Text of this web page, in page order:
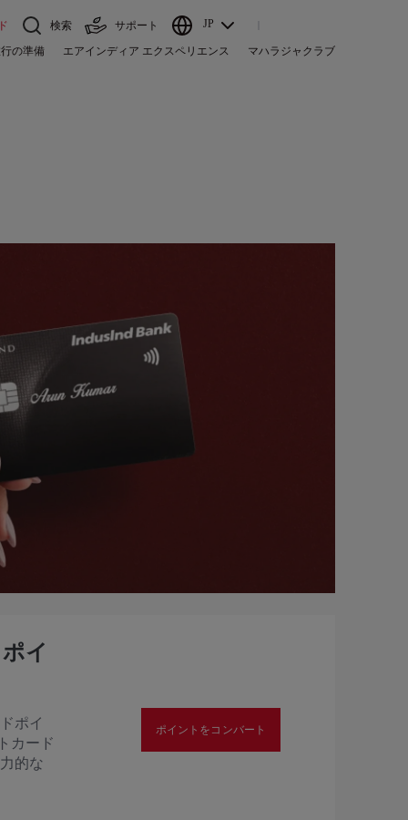
検索 サポート JP
行の準備 エアインディア エクスペリエンス マハラジャクラブ
イ
ポイ
カード
的な
ポイントをコンバート